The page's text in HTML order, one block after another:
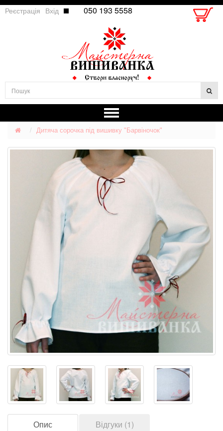
Реєстрація Вхід 050 193 5558
Дитяча сорочка під вишивку "Барвіночок"
Опис
Відгуки (1)